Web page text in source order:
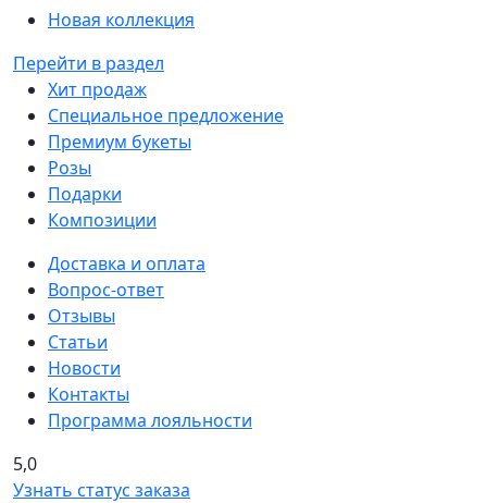
Новая коллекция
Перейти в раздел
Хит продаж
Специальное предложение
Премиум букеты
Розы
Подарки
Композиции
Доставка и оплата
Вопрос-ответ
Отзывы
Статьи
Новости
Контакты
Программа лояльности
5,0
Узнать статус заказа